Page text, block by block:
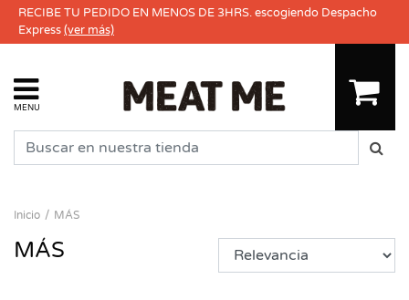
RECIBE TU PEDIDO EN MENOS DE 3HRS. escogiendo Despacho
Express(ver más)
MENU
Inicio MÁS
MÁS